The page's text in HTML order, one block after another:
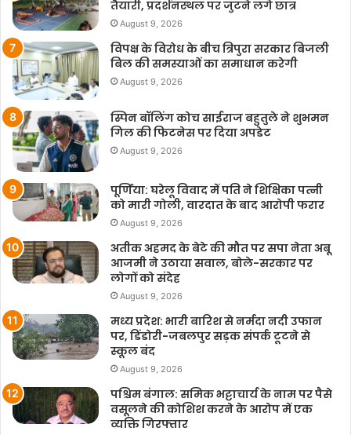
तैयारी, प्रदर्शनस्थल पर जुटने लगे छात्र
August 9, 2026
विपक्ष के विरोध के बीच त्रिपुरा सरकार बिजली
बिल की समस्याओं का समाधान करेगी
August 9, 2026
स्पिन बॉलिंग कोच साईराज बहुतुले ने शुभमन
गिल की फिटनेस पर दिया अपडेट
August 9, 2026
पूर्णिया: घरेलू विवाद में पति ने शिक्षिका पत्नी
को मारी गोली, वारदात के बाद आरोपी फरार
August 9, 2026
अतीक अहमद के बेटे की मौत पर सपा नेता अबू
आजमी ने उठाया सवाल, बोले-सरकार पर
लोगों को संदेह
August 9, 2026
मध्य प्रदेश: भारी बारिश से नर्मदा नदी उफान
पर, डिंडोरी-जबलपुर सड़क संपर्क टूटने से
स्कूल बंद
August 9, 2026
पश्चिम बंगाल: समिक भट्टाचार्य के नाम पर पैसे
वसूलने की कोशिश करने के आरोप में एक
व्यक्ति गिरफ्तार